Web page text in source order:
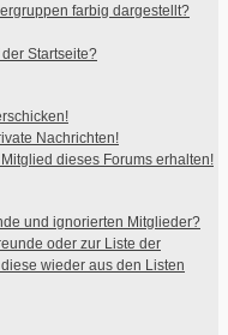
farbig dargestellt?
der Startseite?
Nachrichten!
dieses Forums erhalten!
und ignorierten Mitglieder?
oder zur Liste der
wieder aus den Listen